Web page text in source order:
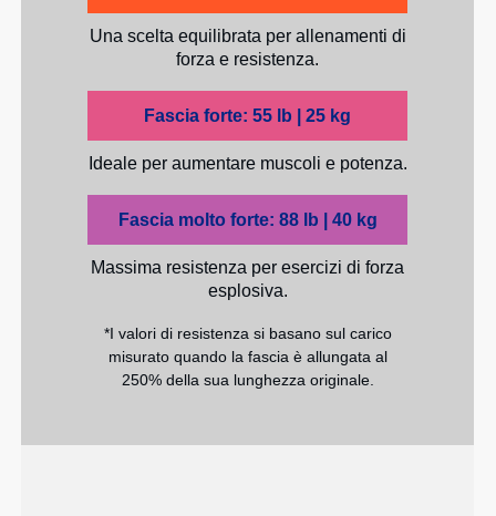
Una scelta equilibrata per allenamenti di
forza e resistenza.
Fascia forte: 55 lb | 25 kg
Ideale per aumentare muscoli e potenza.
Fascia molto forte: 88 lb | 40 kg
Massima resistenza per esercizi di forza
esplosiva.
*I valori di resistenza si basano sul carico
misurato quando la fascia è allungata al
250% della sua lunghezza originale.